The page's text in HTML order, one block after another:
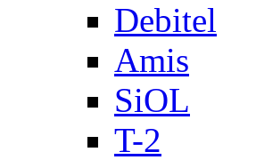
Debitel
Amis
SiOL
T-2